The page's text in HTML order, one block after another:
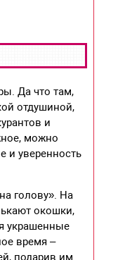
Да что там,
отдушиной,
и
можно
и уверенность
голову». На
окошки,
украшенные
время –
подарив им